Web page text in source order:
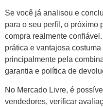
Se você já analisou e
para o seu perfil, o próximo
compra realmente
prática e vantajosa
principalmente pela
garantia e política de
No Mercado Livre, é
vendedores, verificar